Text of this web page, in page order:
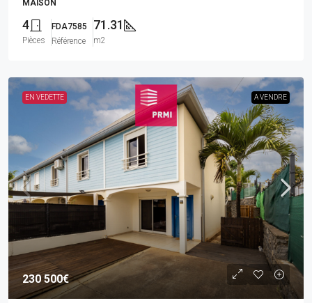
MAISON
4
Pièces
FDA7585
Référence
71.31
m2
EN VEDETTE A VENDRE
230 500€